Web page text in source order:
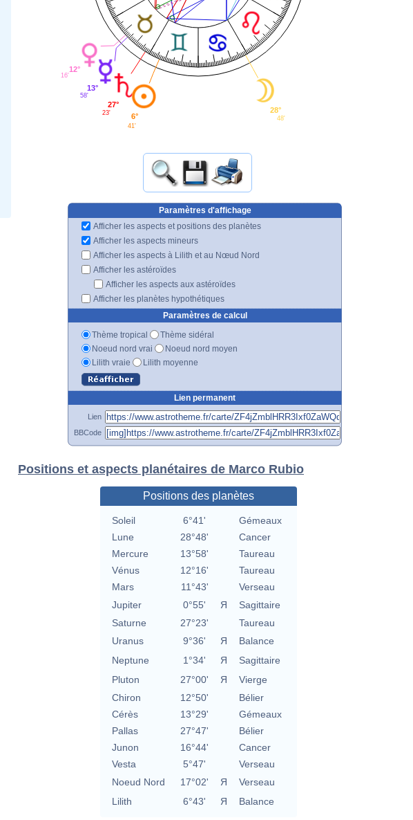
12°
16'
13°
58'
27°
23' 6°
41'
28°
48'
Paramètres d'affichage
Afficher les aspects et positions des planètes
Afficher les aspects mineurs
Afficher les aspects à Lilith et au Nœud Nord
Afficher les astéroïdes
Afficher les aspects aux astéroïdes
Afficher les planètes hypothétiques
Paramètres de calcul
Thème tropical
Thème sidéral
Noeud nord vrai
Noeud nord moyen
Lilith vraie
Lilith moyenne
Lien permanent
Lien
BBCode
Positions et aspects planétaires de Marco Rubio
Positions des planètes
Soleil 6°41'
Gémeaux
Lune
28°48'
Cancer
Mercure
13°58'
Taureau
Vénus
12°16'
Taureau
Mars
11°43'
Verseau
Jupiter
0°55' Я
Sagittaire
Saturne
27°23'
Taureau
Uranus
9°36' Я
Balance
Neptune
1°34' Я
Sagittaire
Pluton
27°00' Я
Vierge
Chiron
12°50'
Bélier
Cérès
13°29'
Gémeaux
Pallas
27°47'
Bélier
Junon
16°44'
Cancer
Vesta
5°47'
Verseau
Noeud Nord
17°02' Я
Verseau
Lilith
6°43' Я Balance